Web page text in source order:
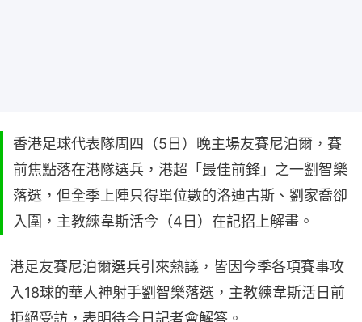
香港足球代表隊周四（5日）晚主場友賽尼泊爾，賽
前焦點落在港隊選兵，港超「最佳前鋒」之一劉智樂
落選，但全季上陣只得單位數的洛迪古斯、劉家喬卻
入圍，主教練韋斯活今（4日）在記招上解畫。
港足友賽尼泊爾選兵引來熱議，皆因今季各項賽事攻
入18球的華人神射手劉智樂落選，主教練韋斯活日前
拒絕受訪，表明待今日記者會解答。